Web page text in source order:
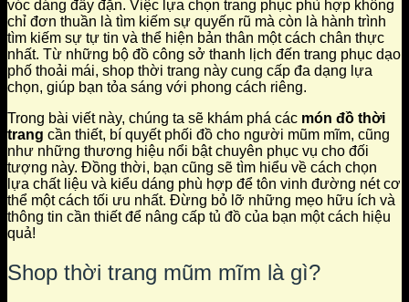
vóc dáng đầy đặn. Việc lựa chọn trang phục phù hợp không
chỉ đơn thuần là tìm kiếm sự quyến rũ mà còn là hành trình
tìm kiếm sự tự tin và thể hiện bản thân một cách chân thực
nhất. Từ những bộ đồ công sở thanh lịch đến trang phục dạo
phố thoải mái, shop thời trang này cung cấp đa dạng lựa
chọn, giúp bạn tỏa sáng với phong cách riêng.
Trong bài viết này, chúng ta sẽ khám phá các món đồ thời
trang cần thiết, bí quyết phối đồ cho người mũm mĩm, cũng
như những thương hiệu nổi bật chuyên phục vụ cho đối
tượng này. Đồng thời, bạn cũng sẽ tìm hiểu về cách chọn
lựa chất liệu và kiểu dáng phù hợp để tôn vinh đường nét cơ
thể một cách tối ưu nhất. Đừng bỏ lỡ những mẹo hữu ích và
thông tin cần thiết để nâng cấp tủ đồ của bạn một cách hiệu
quả!
Shop thời trang mũm mĩm là gì?